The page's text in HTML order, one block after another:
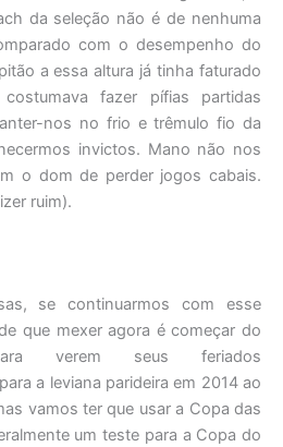
da seleção não é de nenhuma
com o desempenho do
a essa altura já tinha faturado
fazer pífias partidas
nos no frio e trêmulo fio da
invictos. Mano não nos
o dom de perder jogos cabais.
ruim).
se continuarmos com esse
que mexer agora é começar do
verem seus feriados
a leviana parideira em 2014 ao
vamos ter que usar a Copa das
um teste para a Copa do